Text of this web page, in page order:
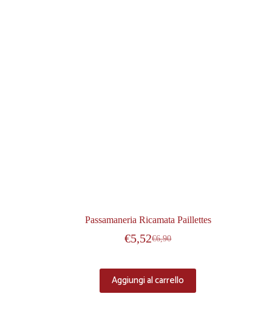
Passamaneria Ricamata Paillettes
€6,90
€5,52
Aggiungi al carrello